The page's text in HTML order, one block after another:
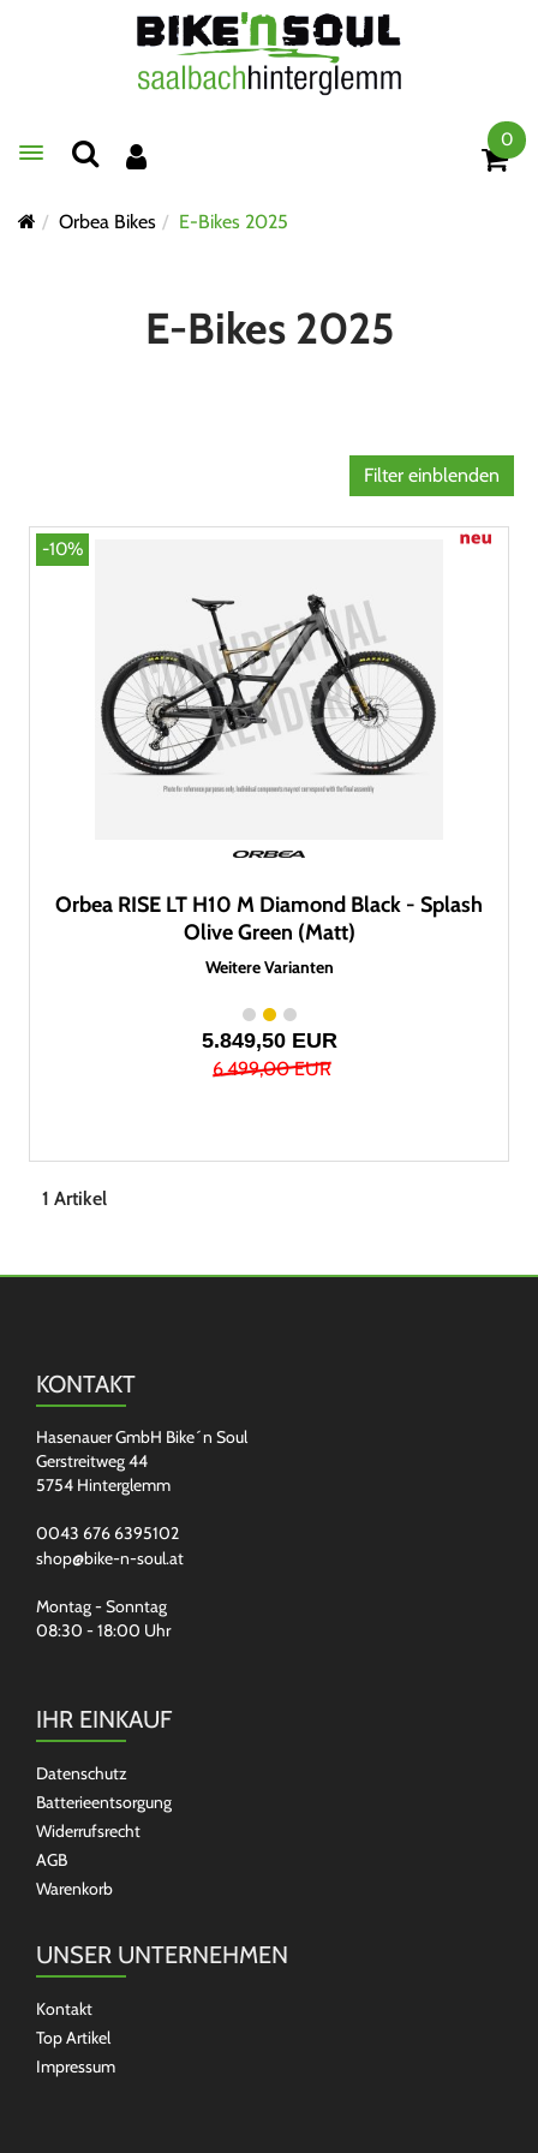
Toggle navigation
0
Orbea Bikes E-Bikes 2025
E-Bikes 2025
Filter einblenden
-10%
Orbea RISE LT H10 M Diamond Black - Splash
Olive Green (Matt)
Weitere Varianten
5.849,50 EUR
6.499,00 EUR
1 Artikel
KONTAKT
Hasenauer GmbH Bike´n Soul
Gerstreitweg 44
5754 Hinterglemm
0043 676 6395102
shop@bike-n-soul.at
Montag - Sonntag
08:30 - 18:00 Uhr
IHR EINKAUF
Datenschutz
Batterieentsorgung
Widerrufsrecht
AGB
Warenkorb
UNSER UNTERNEHMEN
Kontakt
Top Artikel
Impressum